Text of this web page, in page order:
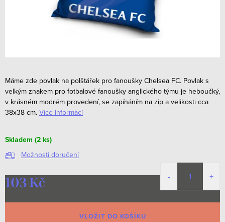
Máme zde povlak na polštářek pro fanoušky Chelsea FC. Povlak s
velkým znakem pro fotbalové fanoušky anglického týmu je heboučký,
v krásném modrém provedení, se zapínáním na zip a velikosti cca
38x38 cm. Více informací
Skladem (2 ks)
Možnosti doručení
103 Kč
cena:
VLOŽIT DO KOŠÍKU